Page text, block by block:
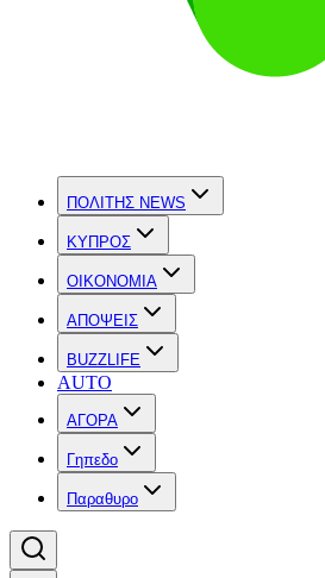
ΠΟΛΙΤΗΣ NEWS
ΚΥΠΡΟΣ
OIKONOMIA
ΑΠΟΨΕΙΣ
BUZZLIFE
AUTO
ΑΓΟΡΑ
Γηπεδο
Παραθυρο